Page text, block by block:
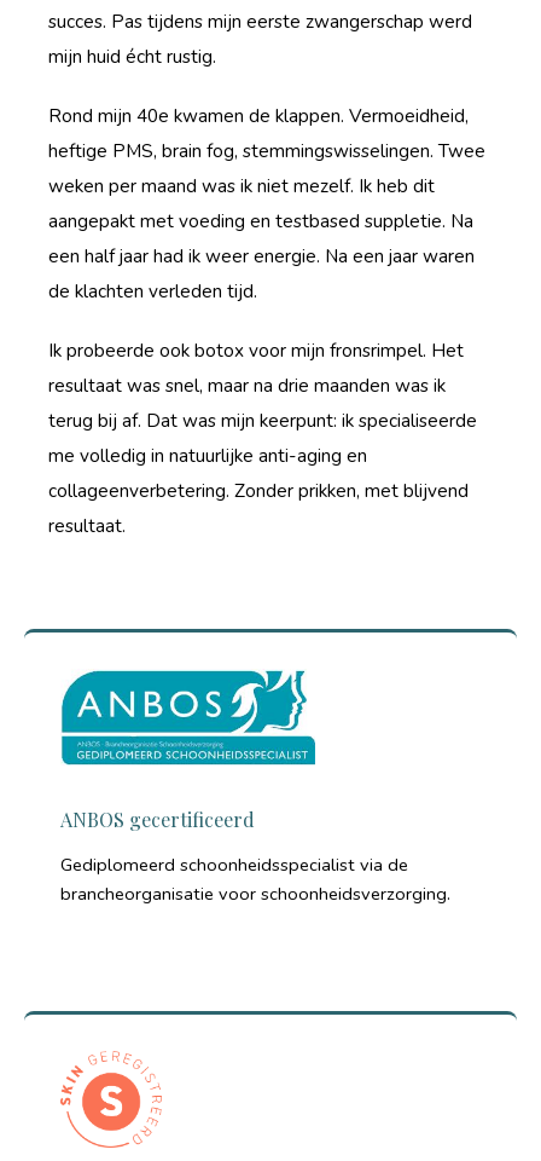
succes. Pas tijdens mijn eerste zwangerschap werd
mijn huid écht rustig.
Rond mijn 40e kwamen de klappen. Vermoeidheid,
heftige PMS, brain fog, stemmingswisselingen. Twee
weken per maand was ik niet mezelf. Ik heb dit
aangepakt met voeding en testbased suppletie. Na
een half jaar had ik weer energie. Na een jaar waren
de klachten verleden tijd.
Ik probeerde ook botox voor mijn fronsrimpel. Het
resultaat was snel, maar na drie maanden was ik
terug bij af. Dat was mijn keerpunt: ik specialiseerde
me volledig in natuurlijke anti-aging en
collageenverbetering. Zonder prikken, met blijvend
resultaat.
ANBOS gecertificeerd
Gediplomeerd schoonheidsspecialist via de
brancheorganisatie voor schoonheidsverzorging.